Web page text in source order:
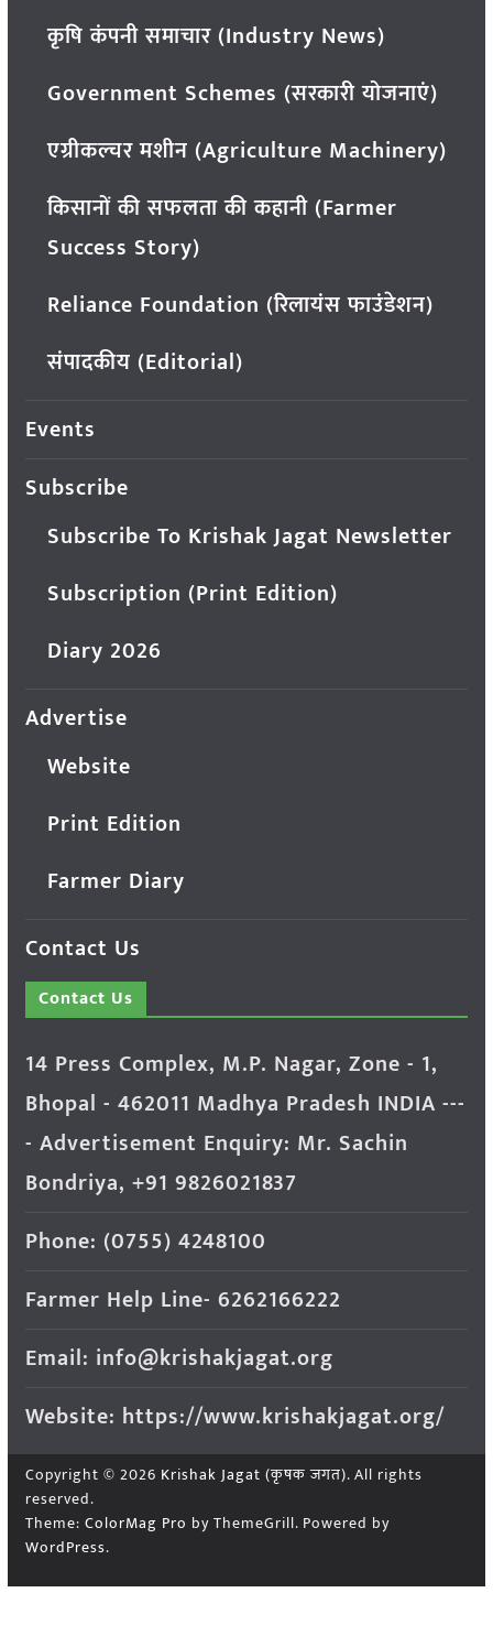
कृषि कंपनी समाचार (Industry News)
Government Schemes (सरकारी योजनाएं)
एग्रीकल्चर मशीन (Agriculture Machinery)
किसानों की सफलता की कहानी (Farmer
Success Story)
Reliance Foundation (रिलायंस फाउंडेशन)
संपादकीय (Editorial)
Events
Subscribe
Subscribe To Krishak Jagat Newsletter
Subscription (Print Edition)
Diary 2026
Advertise
Website
Print Edition
Farmer Diary
Contact Us
Contact Us
14 Press Complex, M.P. Nagar, Zone - 1,
Bhopal - 462011 Madhya Pradesh INDIA ---
- Advertisement Enquiry: Mr. Sachin
Bondriya, +91 9826021837
Phone: (0755) 4248100
Farmer Help Line- 6262166222
Email: info@krishakjagat.org
Website: https://www.krishakjagat.org/
Copyright © 2026 Krishak Jagat (कृषक जगत). All rights
reserved.
Theme: ColorMag Pro by ThemeGrill. Powered by
WordPress.